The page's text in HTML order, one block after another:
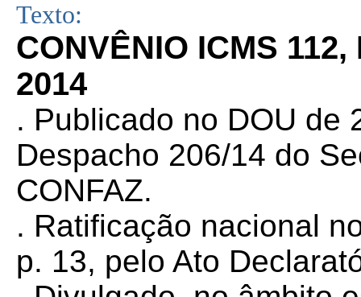
Texto:
CONVÊNIO ICMS
2014
. Publicado no DOU de
Despacho 206/14 do
CONFAZ.
. Ratificação nacional
p. 13, pelo Ato